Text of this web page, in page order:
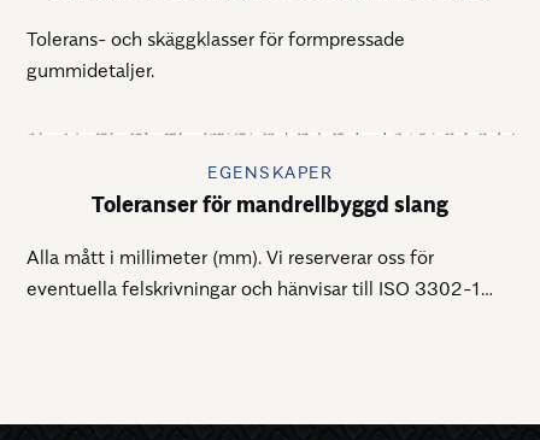
Tolerans- och skäggklasser för formpressade
gummidetaljer.
EGENSKAPER
Toleranser för mandrellbyggd slang
Alla mått i millimeter (mm). Vi reserverar oss för
eventuella felskrivningar och hänvisar till ISO 3302-1